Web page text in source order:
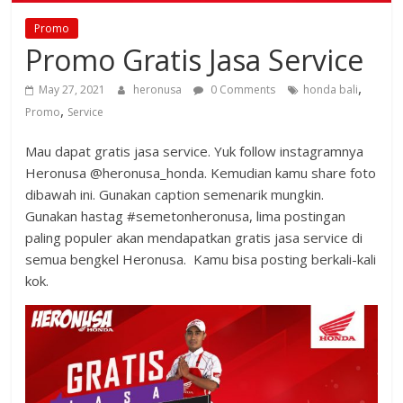
Promo
Promo Gratis Jasa Service
May 27, 2021 heronusa 0 Comments honda bali,
Promo, Service
Mau dapat gratis jasa service. Yuk follow instagramnya
Heronusa @heronusa_honda. Kemudian kamu share foto
dibawah ini. Gunakan caption semenarik mungkin.
Gunakan hastag #semetonheronusa, lima postingan
paling populer akan mendapatkan gratis jasa service di
semua bengkel Heronusa. Kamu bisa posting berkali-kali
kok.